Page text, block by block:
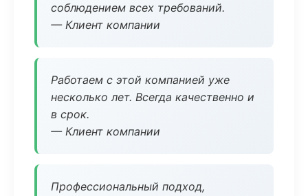
соблюдением всех требований.
— Клиент компании
Работаем с этой компанией уже
несколько лет. Всегда качественно и
в срок.
— Клиент компании
Профессиональный подход,